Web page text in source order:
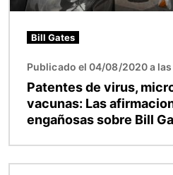
Bill Gates
Publicado el 04/08/2020 a
Patentes de virus,
vacunas: Las
engañosas sobre Bill